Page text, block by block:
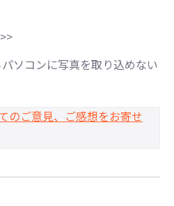
パソコンに写真を取り込めない
のご意見、ご感想をお寄せ